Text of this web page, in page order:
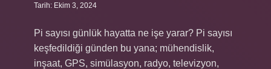
Tarih: Ekim 3, 2024
Pi sayısı günlük hayatta ne işe yarar? Pi sayısı
keşfedildiği günden bu yana; mühendislik,
inşaat, GPS, simülasyon, radyo, televizyon,